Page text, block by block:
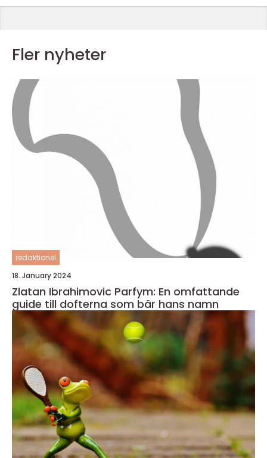
Fler nyheter
redaktionel
18. January 2024
Zlatan Ibrahimovic Parfym: En omfattande
guide till dofterna som bär hans namn